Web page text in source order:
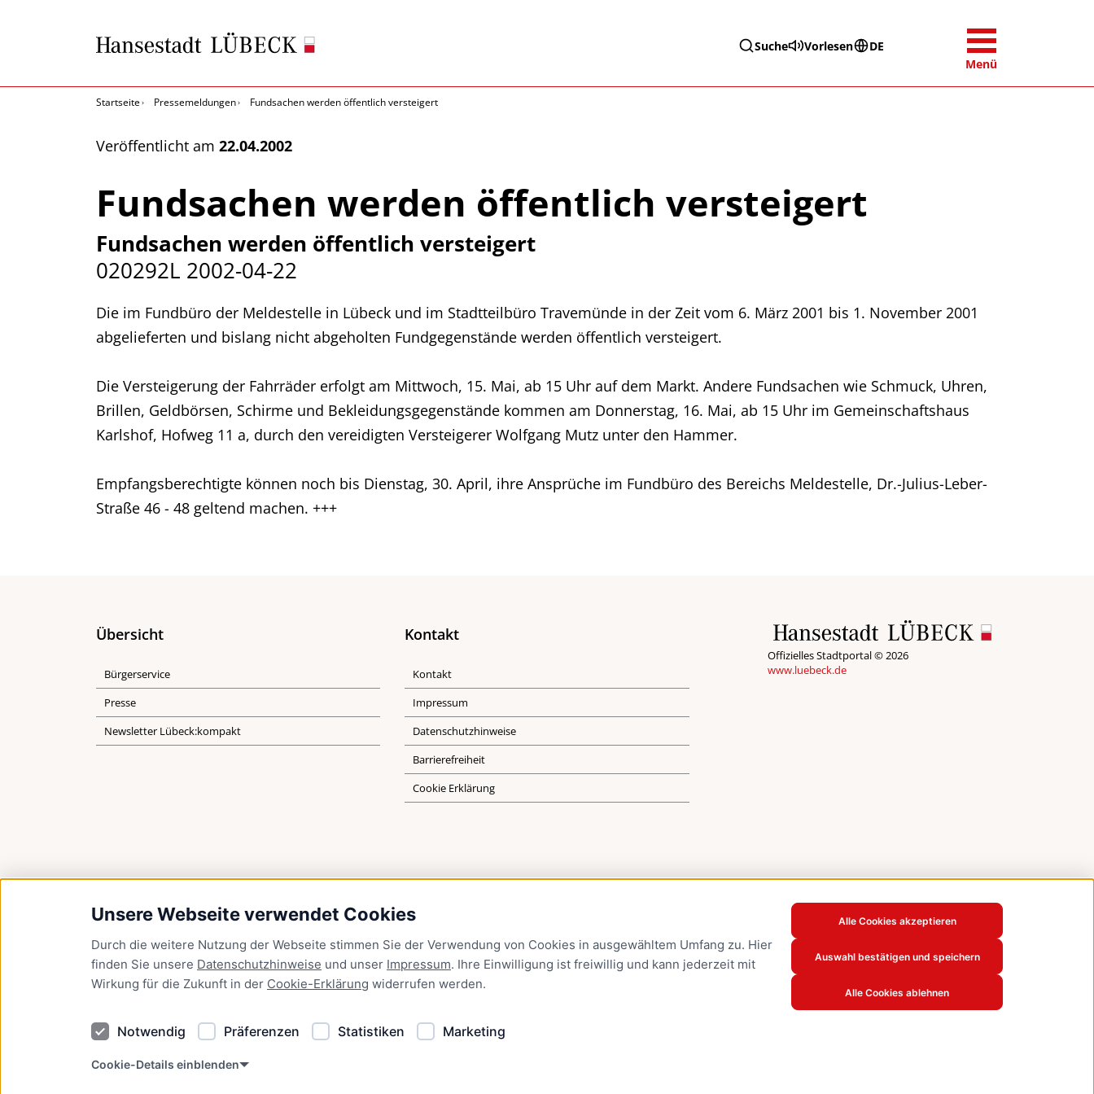
Unsere Webseite verwendet Cookies
Durch die weitere Nutzung der Webseite stimmen Sie der Verwendung von Cookies in ausgewähltem Umfang zu. Hier
finden Sie unsere Datenschutzhinweise und unser Impressum. Ihre Einwilligung ist freiwillig und kann jederzeit mit
Wirkung für die Zukunft in der Cookie-Erklärung widerrufen werden.
Notwendig Präferenzen Statistiken Marketing
Cookie-Details einblenden
Alle Cookies akzeptieren
Auswahl bestätigen und speichern
Alle Cookies ablehnen
Suche Vorlesen
DE
Menü
Startseite Pressemeldungen Fundsachen werden öffentlich versteigert
Veröffentlicht am 22.04.2002
Fundsachen werden öffentlich versteigert
Fundsachen werden öffentlich versteigert
020292L 2002-04-22
Die im Fundbüro der Meldestelle in Lübeck und im Stadtteilbüro Travemünde in der Zeit vom 6. März 2001 bis 1. November 2001
abgelieferten und bislang nicht abgeholten Fundgegenstände werden öffentlich versteigert.
Die Versteigerung der Fahrräder erfolgt am Mittwoch, 15. Mai, ab 15 Uhr auf dem Markt. Andere Fundsachen wie Schmuck, Uhren,
Brillen, Geldbörsen, Schirme und Bekleidungsgegenstände kommen am Donnerstag, 16. Mai, ab 15 Uhr im Gemeinschaftshaus
Karlshof, Hofweg 11 a, durch den vereidigten Versteigerer Wolfgang Mutz unter den Hammer.
Empfangsberechtigte können noch bis Dienstag, 30. April, ihre Ansprüche im Fundbüro des Bereichs Meldestelle, Dr.-Julius-Leber-
Straße 46 - 48 geltend machen. +++
Übersicht
Bürgerservice
Presse
Newsletter Lübeck:kompakt
Kontakt
Kontakt
Impressum
Datenschutzhinweise
Barrierefreiheit
Cookie Erklärung
Offizielles Stadtportal © 2026
www.luebeck.de